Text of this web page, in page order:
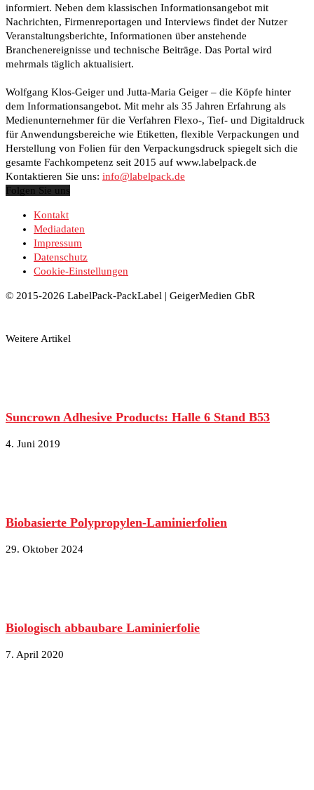
informiert. Neben dem klassischen Informationsangebot mit
Nachrichten, Firmenreportagen und Interviews findet der Nutzer
Veranstaltungsberichte, Informationen über anstehende
Branchenereignisse und technische Beiträge. Das Portal wird
mehrmals täglich aktualisiert.
Wolfgang Klos-Geiger und Jutta-Maria Geiger – die Köpfe hinter
dem Informationsangebot. Mit mehr als 35 Jahren Erfahrung als
Medienunternehmer für die Verfahren Flexo-, Tief- und Digitaldruck
für Anwendungsbereiche wie Etiketten, flexible Verpackungen und
Herstellung von Folien für den Verpackungsdruck spiegelt sich die
gesamte Fachkompetenz seit 2015 auf www.labelpack.de
Kontaktieren Sie uns: info@labelpack.de
Folgen Sie uns
Kontakt
Mediadaten
Impressum
Datenschutz
Cookie-Einstellungen
© 2015-2026 LabelPack-PackLabel | GeigerMedien GbR
Weitere Artikel
Suncrown Adhesive Products: Halle 6 Stand B53
4. Juni 2019
Biobasierte Polypropylen-Laminierfolien
29. Oktober 2024
Biologisch abbaubare Laminierfolie
7. April 2020